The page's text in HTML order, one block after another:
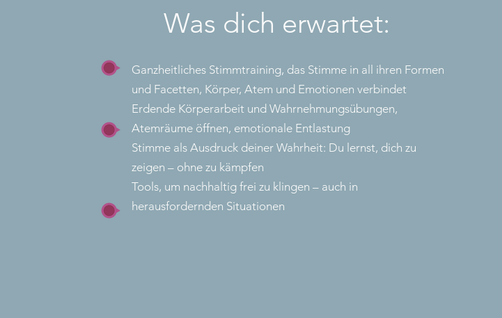
Was dich erwartet:
Ganzheitliches Stimmtraining, das Stimme in all ihren Formen
und Facetten, Körper, Atem und Emotionen verbindet
Erdende Körperarbeit und Wahrnehmungsübungen,
Atemräume öffnen, emotionale Entlastung
Stimme als Ausdruck deiner Wahrheit: Du lernst, dich zu
zeigen – ohne zu kämpfen
Tools, um nachhaltig frei zu klingen – auch in
herausfordernden Situationen